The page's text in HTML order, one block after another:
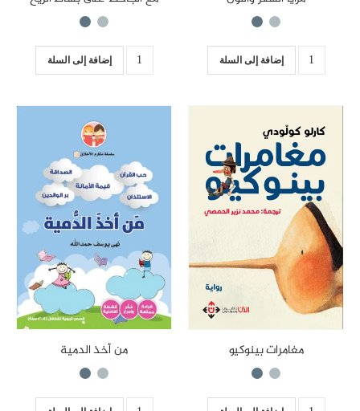
إضافة إلى السلة إضافة إلى السلة
مغامرات بينوكيو من أخذ الدمية